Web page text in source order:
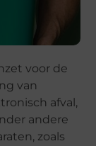
voor de
van
afval,
andere
zoals